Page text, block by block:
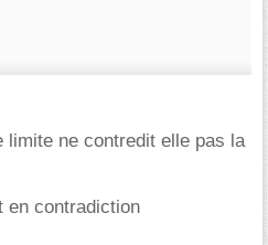
limite ne contredit elle pas la
en contradiction